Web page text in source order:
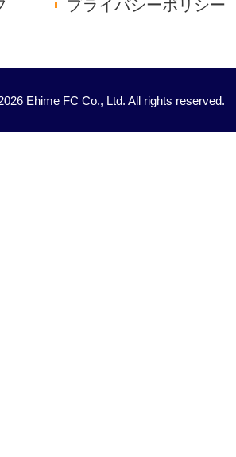
プライバシーポリシー
Ehime FC Co., Ltd. All rights reserved.